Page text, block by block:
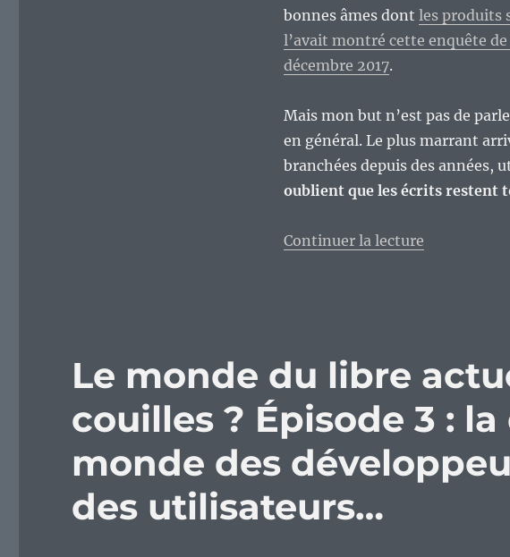
bonnes âmes dont les produits
l’avait montré cette enquête
décembre 2017.
Mais mon but n’est pas de
en général. Le plus marrant
branchées depuis des années,
oublient que les écrits restent
Continuer la lecturede « La
Le monde du libre
couilles ? Épisode 3 :
monde des
des utilisateurs…